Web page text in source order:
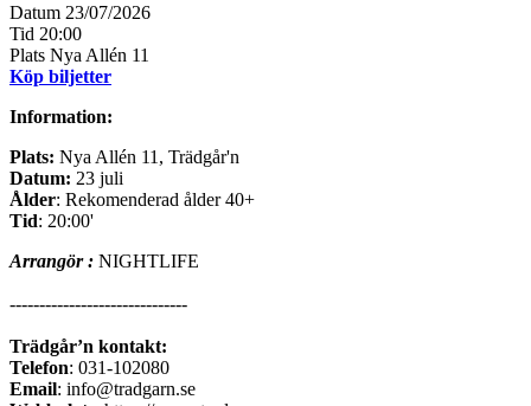
Datum 23/07/2026
Tid 20:00
Plats Nya Allén 11
Köp biljetter
Information:
Plats: Nya Allén 11, Trädgår'n
Datum: 23 juli
Ålder: Rekomenderad ålder 40+
Tid: 20:00'
Arrangör : NIGHTLIFE
------------------------------
Trädgår’n kontakt:
Telefon: 031-102080
Email: info@tradgarn.se